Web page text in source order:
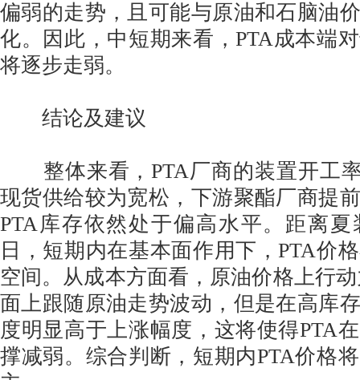
偏弱的走势，且可能与原油和石脑油
化。因此，中短期来看，PTA成本端
将逐步走弱。
结论及建议
整体来看，PTA厂商的装置开工率
现货供给较为宽松，下游聚酯厂商提
PTA库存依然处于偏高水平。距离
日，短期内在基本面作用下，PTA价
空间。从成本方面看，原油价格上行
面上跟随原油走势波动，但是在高库
度明显高于上涨幅度，这将使得PTA
撑减弱。综合判断，短期内PTA价格